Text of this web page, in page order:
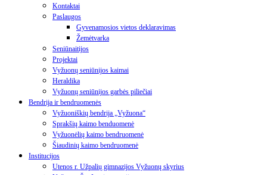
Kontaktai
Paslaugos
Gyvenamosios vietos deklaravimas
Žemėtvarka
Seniūnaitijos
Projektai
Vyžuonų seniūnijos kaimai
Heraldika
Vyžuonų seniūnijos garbės piliečiai
Bendrija ir bendruomenės
Vyžuoniškių bendrija „Vyžuona“
Sprakšių kaimo benduomenė
Vyžuonėlių kaimo bendruomenė
Šiaudinių kaimo bendruomenė
Institucijos
Utenos r. Užpalių gimnazijos Vyžuonų skyrius